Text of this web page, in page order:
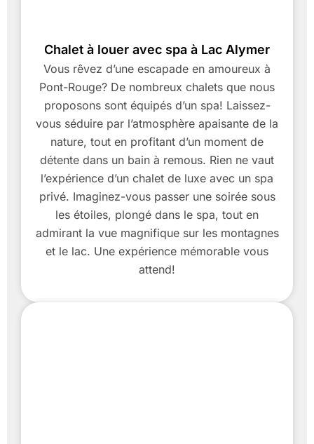
Chalet à louer avec spa à Lac Alymer
Vous rêvez d’une escapade en amoureux à
Pont-Rouge? De nombreux chalets que nous
proposons sont équipés d’un spa! Laissez-
vous séduire par l’atmosphère apaisante de la
nature, tout en profitant d’un moment de
détente dans un bain à remous. Rien ne vaut
l’expérience d’un chalet de luxe avec un spa
privé. Imaginez-vous passer une soirée sous
les étoiles, plongé dans le spa, tout en
admirant la vue magnifique sur les montagnes
et le lac. Une expérience mémorable vous
attend!